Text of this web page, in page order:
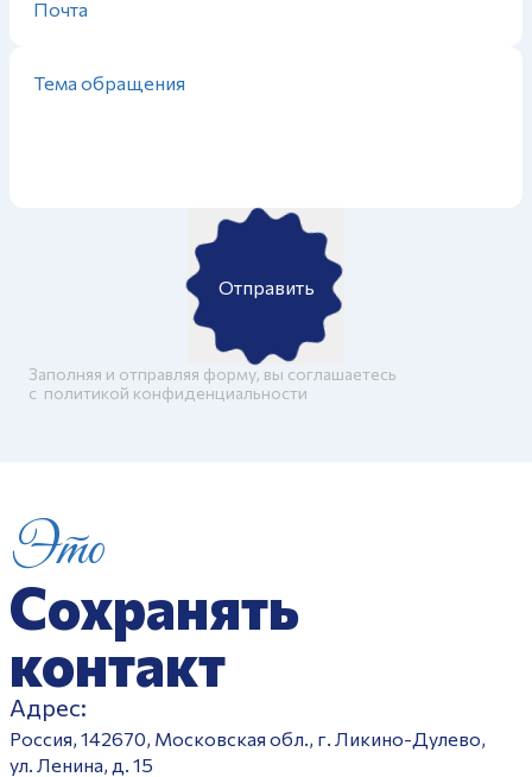
Отправить
Заполняя и отправляя форму, вы соглашаетесь
c политикой конфиденциальности
Это
Сохранять
контакт
Адрес:
Россия, 142670, Московская обл., г. Ликино-Дулево,
ул. Ленина, д. 15